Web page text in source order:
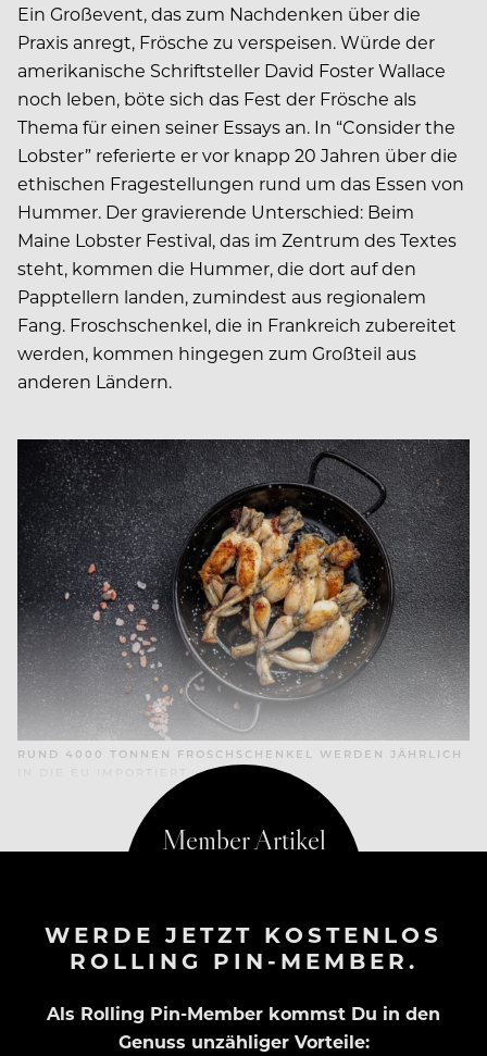
Ein Großevent, das zum Nachdenken über die
Praxis anregt, Frösche zu verspeisen. Würde der
amerikanische Schriftsteller David Foster Wallace
noch leben, böte sich das Fest der Frösche als
Thema für einen seiner Essays an. In “Consider the
Lobster” referierte er vor knapp 20 Jahren über die
ethischen Fragestellungen rund um das Essen von
Hummer. Der gravierende Unterschied: Beim
Maine Lobster Festival, das im Zentrum des Textes
steht, kommen die Hummer, die dort auf den
Papptellern landen, zumindest aus regionalem
Fang. Froschschenkel, die in Frankreich zubereitet
werden, kommen hingegen zum Großteil aus
anderen Ländern.
RUND 4000 TONNEN FROSCHSCHENKEL WERDEN JÄHRLICH
WERDE JETZT KOSTENLOS
ROLLING PIN-MEMBER.
Als Rolling Pin-Member kommst Du in den
Genuss unzähliger Vorteile: